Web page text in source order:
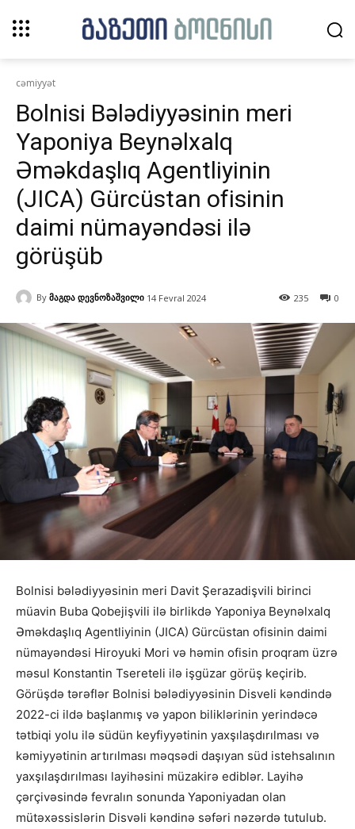
cəmiyyət
Bolnisi Bələdiyyəsinin meri
Yaponiya Beynəlxalq
Əməkdaşlıq Agentliyinin
(JICA) Gürcüstan ofisinin
daimi nümayəndəsi ilə
görüşüb
By მაგდა დევნოზაშვილი 14 Fevral 2024 0
235
Bolnisi bələdiyyəsinin meri Davit Şerazadişvili birinci
müavin Buba Qobejişvili ilə birlikdə Yaponiya Beynəlxalq
Əməkdaşlıq Agentliyinin (JICA) Gürcüstan ofisinin daimi
nümayəndəsi Hiroyuki Mori və həmin ofisin proqram üzrə
məsul Konstantin Tsereteli ilə işgüzar görüş keçirib.
Görüşdə tərəflər Bolnisi bələdiyyəsinin Disveli kəndində
2022-ci ildə başlanmış və yapon biliklərinin yerindəcə
tətbiqi yolu ilə südün keyfiyyətinin yaxşılaşdırılması və
kəmiyyətinin artırılması məqsədi daşıyan süd istehsalının
yaxşılaşdırılması layihəsini müzakirə ediblər. Layihə
çərçivəsində fevralın sonunda Yaponiyadan olan
mütəxəssislərin Disvəli kəndinə səfəri nəzərdə tutulub.